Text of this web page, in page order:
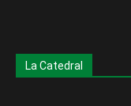
La Catedral